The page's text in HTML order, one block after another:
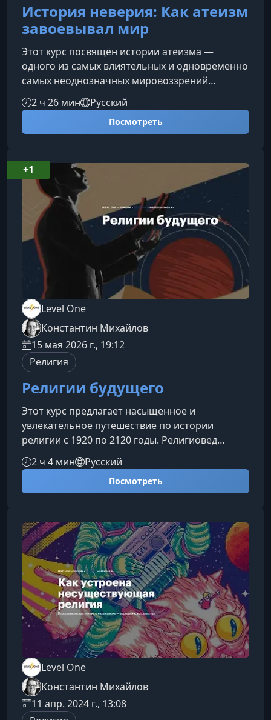
История неверия: Как атеизм
завоевывал мир
Этот курс посвящён истории атеизма —
одного из самых влиятельных и одновременно
самых неоднозначных мировоззрений
современности. Мы проследим путь от первых
сомнений в существовании богов до
формирования зрелой атеистической
неверие глобальным явлением.Как возник и
развивался атеизмАтеистическое
мировоззрение формировалось постепенно,
под воздействием множества фа
2 ч 26 мин Русский
Посмотреть
Level One
Константин Михайлов
15 мая 2026 г., 19:12
Религия
Религии будущего
Этот курс предлагает насыщенное и
увлекательное путешествие по истории
религии с 1920 по 2120 годы. Религиовед
Константин Михайлов, выступающий от лица
начала 22 века, помогает понять, какие
процессы изменили духовный ландшафт
человечества и как формируются религии
ключевыми культурными, социальными и
технологическими факторами, которые влияли
на религиозные традиции в течение последних
двух столетий. Ку
2 ч 4 мин Русский
Посмотреть
+1
Level One
Константин Михайлов
11 апр. 2024 г., 13:08